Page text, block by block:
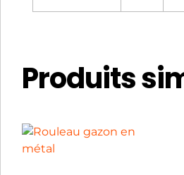
Produits